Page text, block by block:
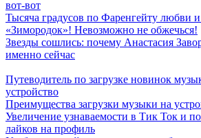
вот-вот
Тысяча градусов по Фаренгейту любви и
«Зимородок»! Невозможно не обжечься!
Звезды сошлись: почему Анастасия
именно сейчас
Путеводитель по загрузке новинок
устройство
Преимущества загрузки музыки на
Увеличение узнаваемости в Тик Ток и
лайков на профиль